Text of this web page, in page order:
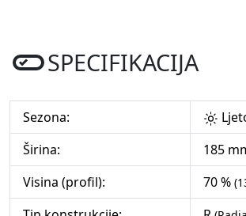
SPECIFIKACIJA
Sezona:
Širina:
185
Visina (profil):
70 %